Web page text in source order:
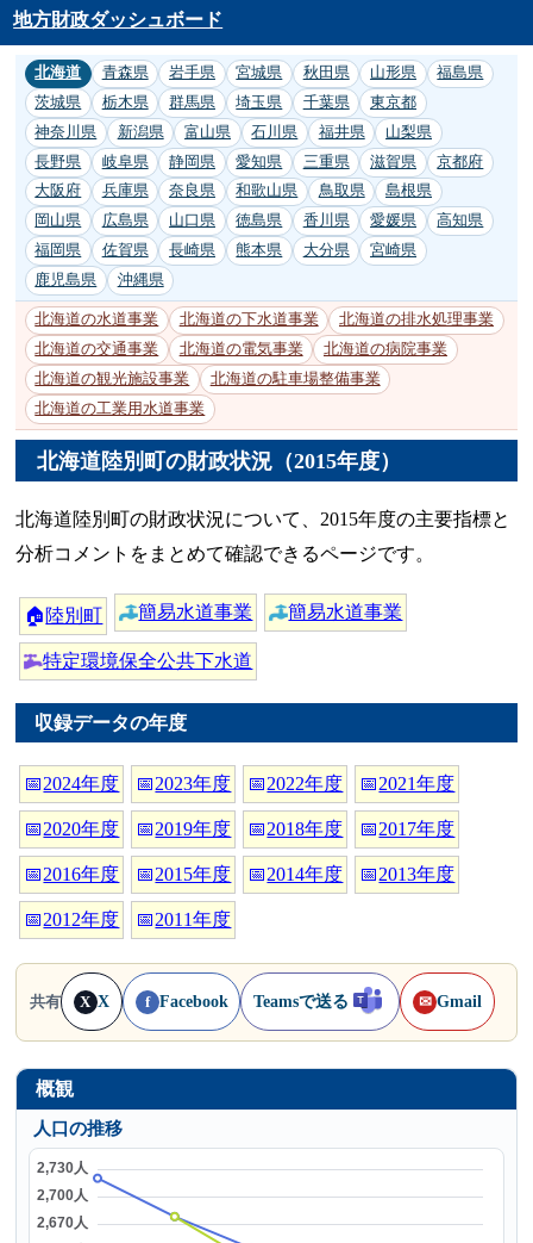
地方財政ダッシュボード
北海道 青森県 岩手県 宮城県 秋田県 山形県
福島県
茨城県
栃木県 群馬県 埼玉県 千葉県
東京都
神奈川県
新潟県 富山県 石川県 福井県
山梨県
長野県
岐阜県 静岡県 愛知県 三重県 滋賀県
京都府
大阪府
兵庫県 奈良県 和歌山県 鳥取県
島根県
岡山県
広島県 山口県 徳島県 香川県 愛媛県
高知県
福岡県
佐賀県 長崎県 熊本県 大分県
宮崎県
鹿児島県
沖縄県
北海道の水道事業 北海道の下水道事業
北海道の排水処理事業
北海道の交通事業
北海道の電気事業
北海道の病院事業
北海道の観光施設事業
北海道の駐車場整備事業
北海道の工業用水道事業
北海道陸別町の財政状況（2015年度）
北海道陸別町の財政状況について、2015年度の主要指標と
分析コメントをまとめて確認できるページです。
🏠 陸別町 簡易水道事業 簡易水道事業
特定環境保全公共下水道
収録データの年度
📅2024年度 📅2023年度 📅2022年度 📅2021年度
📅2020年度 📅2019年度 📅2018年度 📅2017年度
📅2016年度 📅2015年度 📅2014年度 📅2013年度
📅2012年度 📅2011年度
共有 X X f Facebook Teamsで送る ✉ Gmail
概観
人口の推移